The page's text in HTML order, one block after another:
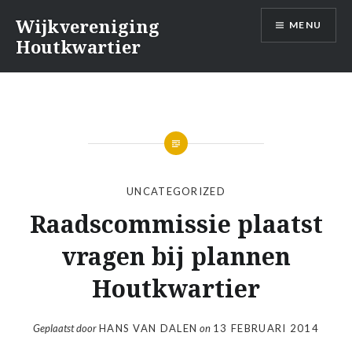
inhoud
Wijkvereniging
Houtkwartier
MENU
UNCATEGORIZED
Raadscommissie plaatst
vragen bij plannen
Houtkwartier
Geplaatst doorHANS VAN DALEN on 13 FEBRUARI 2014